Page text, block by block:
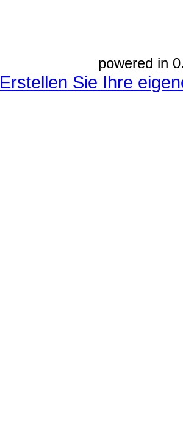
powered in
Erstellen Sie Ihre